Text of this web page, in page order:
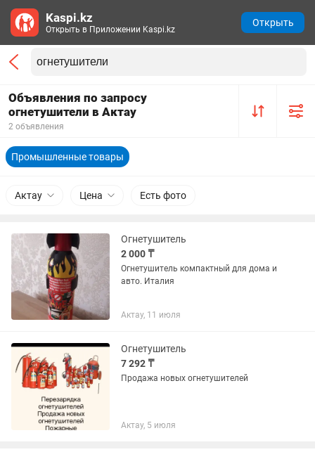
Объявления по запросу
огнетушители в Актау
2 объявления
Промышленные товары
Актау Цена Есть фото
Огнетушитель
2 000 ₸
Огнетушитель компактный для дома и
авто. Италия
Актау, 11 июля
Огнетушитель
7 292 ₸
Продажа новых огнетушителей
Актау, 5 июля
Kaspi.kz
Открыть в Приложении Kaspi.kz
Открыть